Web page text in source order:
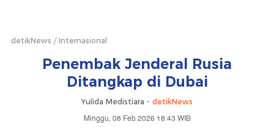
detikNews Internasional
Penembak Jenderal Rusia
Ditangkap di Dubai
Yulida Medistiara - detikNews
Minggu, 08 Feb 2026 18:43 WIB